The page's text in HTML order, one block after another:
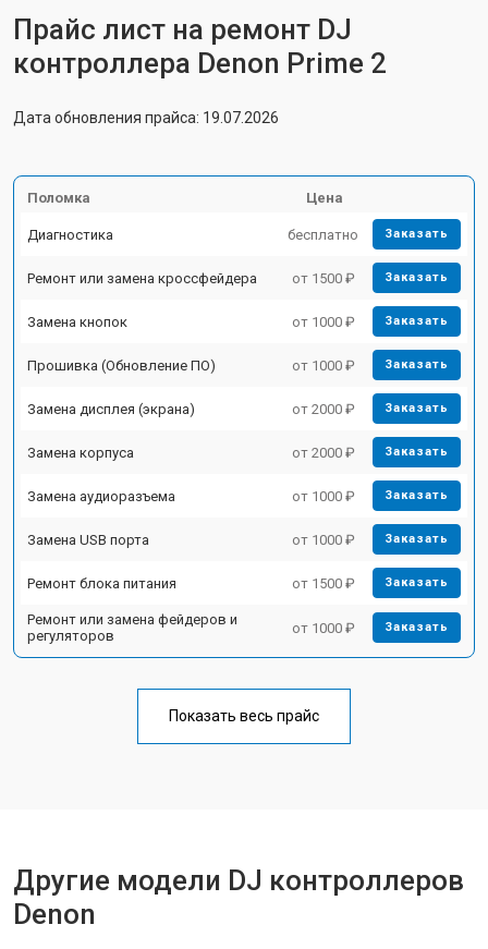
Прайс лист на ремонт DJ
контроллера Denon Prime 2
Дата обновления прайса: 19.07.2026
Поломка Цена
Диагностика бесплатно Заказать
Ремонт или замена кроссфейдера от 1500 ₽ Заказать
Замена кнопок от 1000 ₽ Заказать
Прошивка (Обновление ПО) от 1000 ₽ Заказать
Замена дисплея (экрана) от 2000 ₽ Заказать
Замена корпуса от 2000 ₽ Заказать
Замена аудиоразъема от 1000 ₽ Заказать
Замена USB порта от 1000 ₽ Заказать
Ремонт блока питания от 1500 ₽ Заказать
Ремонт или замена фейдеров и
регуляторов
от 1000 ₽ Заказать
Показать весь прайс
Другие модели DJ контроллеров
Denon